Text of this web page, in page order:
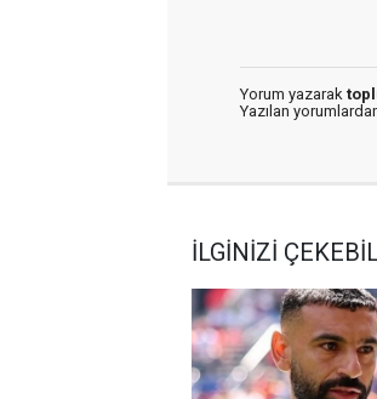
Yorum yazarak
Yazılan